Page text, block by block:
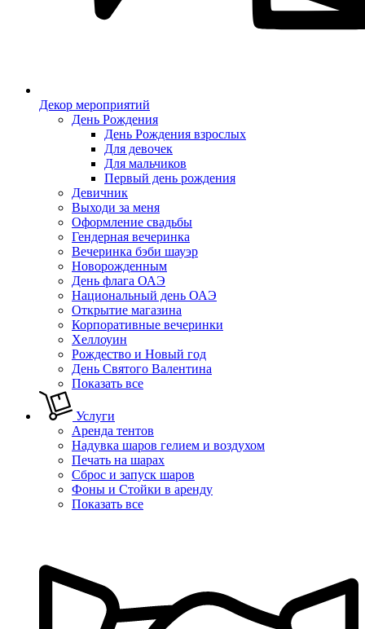
Декор мероприятий
День Рождения
День Рождения взрослых
Для девочек
Для мальчиков
Первый день рождения
Девичник
Выходи за меня
Оформление свадьбы
Гендерная вечеринка
Вечеринка бэби шауэр
Новорожденным
День флага ОАЭ
Национальный день ОАЭ
Открытие магазина
Корпоративные вечеринки
Хеллоуин
Рождество и Новый год
День Святого Валентина
Показать все
Услуги
Аренда тентов
Надувка шаров гелием и воздухом
Печать на шарах
Сброс и запуск шаров
Фоны и Стойки в аренду
Показать все